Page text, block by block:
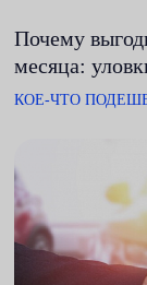
Почему
месяца:
КОЕ-ЧТО